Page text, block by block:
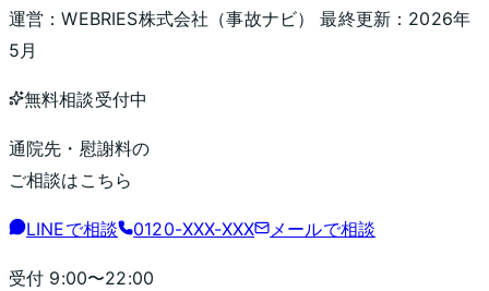
運営：WEBRIES株式会社 （事故ナビ） 最終更新： 2026年
5月
無料相談受付中
通院先・慰謝料の
ご相談はこちら
LINEで相談 0120-XXX-XXX メールで相談
受付 9:00〜22:00